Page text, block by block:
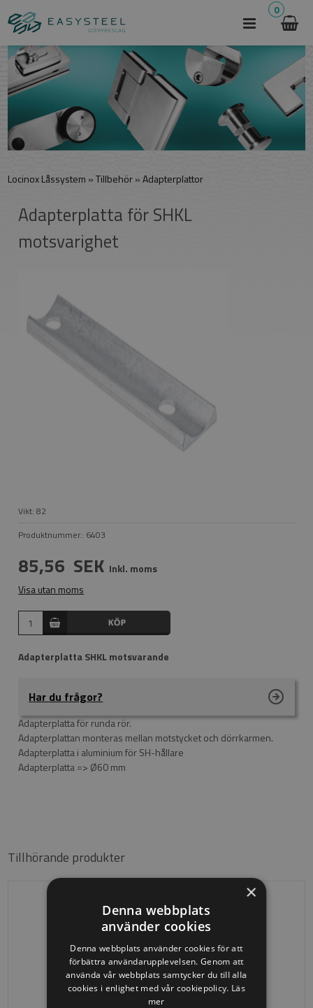
0
Locinox Låssystem »Tillbehör»Adapterplattor
Adapterplatta för SHKL
motsvarighet
Vikt:82
Produktnummer.: 6403
85,56 SEK Inkl. moms
Visa utan moms
Adapterplatta SHKL motsvarande
Har du frågor?
Adapterplatta för runda rör.
Adapterplattan monteras mellan motstycket och dörrkarmen.
Adapterplatta i aluminium för SH-hållare
Adapterplatta => Ø60 mm
Tillhörande produkter
×
Denna webbplats
använder cookies
Denna webbplats använder cookies för att
förbättra användarupplevelsen. Genom att
använda vår webbplats samtycker du till alla
cookies i enlighet med vår cookiepolicy. Läs
mer